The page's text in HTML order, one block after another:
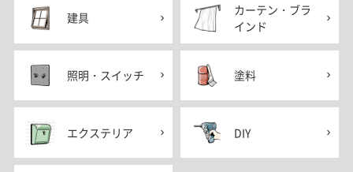
建具
カーテン・ブラ
インド
照明・スイッチ 塗料
エクステリア DIY